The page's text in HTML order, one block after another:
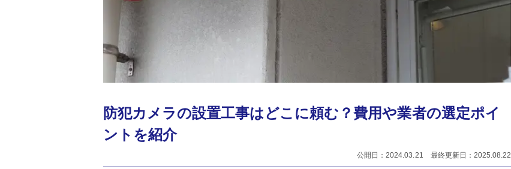
防犯カメラの設置工事はどこに頼む？費用や業者の選定ポイ
ントを紹介
公開日：2024.03.21 最終更新日：2025.08.22